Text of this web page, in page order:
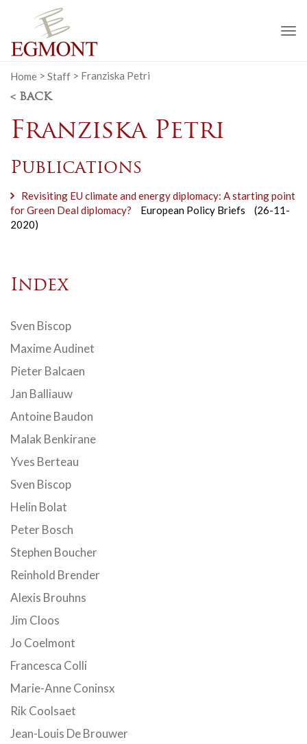
Home > Staff > Franziska Petri
< BACK
Franziska Petri
Publications
Revisiting EU climate and energy diplomacy: A starting point
for Green Deal diplomacy?
European Policy Briefs
(26-11-
2020)
Index
Sven Biscop
Maxime Audinet
Pieter Balcaen
Jan Balliauw
Antoine Baudon
Malak Benkirane
Yves Berteau
Sven Biscop
Helin Bolat
Peter Bosch
Stephen Boucher
Reinhold Brender
Alexis Brouhns
Jim Cloos
Jo Coelmont
Francesca Colli
Marie-Anne Coninsx
Rik Coolsaet
Jean-Louis De Brouwer